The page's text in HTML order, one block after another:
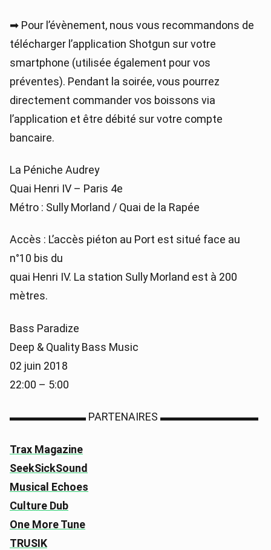
➡ Pour l’évènement, nous vous recommandons de
télécharger l’application Shotgun sur votre
smartphone (utilisée également pour vos
préventes). Pendant la soirée, vous pourrez
directement commander vos boissons via
l’application et être débité sur votre compte
bancaire.
La Péniche Audrey
Quai Henri IV – Paris 4e
Métro : Sully Morland / Quai de la Rapée
Accès : L’accès piéton au Port est situé face au
n°10 bis du
quai Henri IV. La station Sully Morland est à 200
mètres.
Bass Paradize
Deep & Quality Bass Music
02 juin 2018
22:00 – 5:00
▬▬▬▬▬▬▬ PARTENAIRES ▬▬▬▬▬▬▬▬▬
Trax Magazine
SeekSickSound
Musical Echoes
Culture Dub
One More Tune
TRUSIK